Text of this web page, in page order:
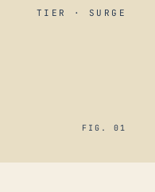
TIER · SURGE
FIG. 01